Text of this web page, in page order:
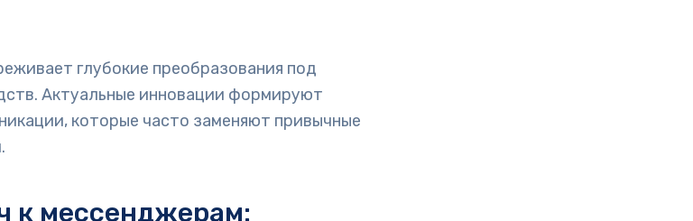
глубокие преобразования под
Актуальные инновации формируют
которые часто заменяют привычные
к мессенджерам: